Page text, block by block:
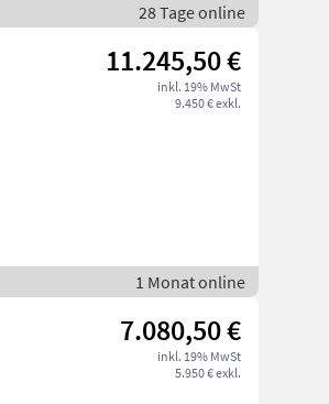
28 Tage online
11.245,50 €
inkl. 19% MwSt
9.450 € exkl.
1 Monat online
7.080,50 €
inkl. 19% MwSt
5.950 € exkl.